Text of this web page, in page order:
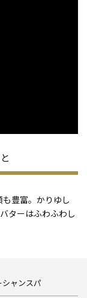
豊富。かりゆし
ターはふわふわし
ャンスパ